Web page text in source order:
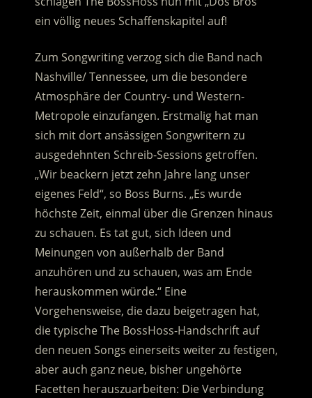
ein völlig neues Schaffenskapitel auf!
Zum Songwriting verzog sich die Band nach
Nashville/ Tennessee, um die besondere
Atmosphäre der Country- und Western-
Metropole einzufangen. Erstmalig hat man
sich mit dort ansässigen Songwritern zu
ausgedehnten Schreib-Sessions getroffen.
„Wir beackern jetzt zehn Jahre lang unser
eigenes Feld“, so Boss Burns. „Es wurde
höchste Zeit, einmal über die Grenzen hinaus
zu schauen. Es tat gut, sich Ideen und
Meinungen von außerhalb der Band
anzuhören und zu schauen, was am Ende
herauskommen würde.“ Eine
Vorgehensweise, die dazu beigetragen hat,
die typische The BossHoss-Handschrift auf
den neuen Songs einerseits weiter zu festigen,
aber auch ganz neue, bisher ungehörte
Facetten herauszuarbeiten: Die Verbindung